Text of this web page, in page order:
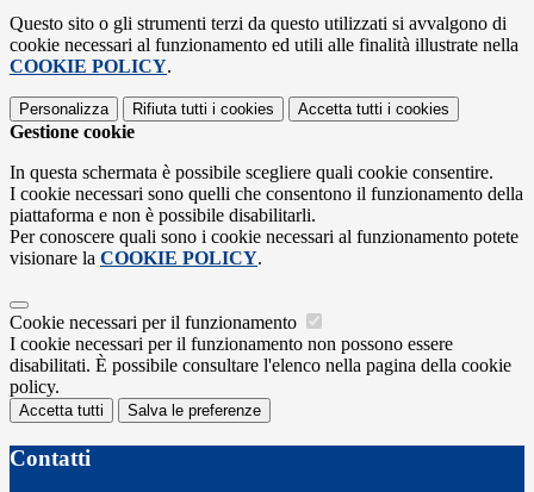
Questo sito o gli strumenti terzi da questo utilizzati si avvalgono di
cookie necessari al funzionamento ed utili alle finalità illustrate nella
COOKIE POLICY.
Personalizza Rifiuta tutti i cookies Accetta tutti i cookies
Gestione cookie
In questa schermata è possibile scegliere quali cookie consentire.
I cookie necessari sono quelli che consentono il funzionamento della
piattaforma e non è possibile disabilitarli.
Per conoscere quali sono i cookie necessari al funzionamento potete
visionare la COOKIE POLICY.
Cookie necessari per il funzionamento
I cookie necessari per il funzionamento non possono essere
disabilitati. È possibile consultare l'elenco nella pagina della cookie
policy.
Accetta tutti Salva le preferenze
Contatti